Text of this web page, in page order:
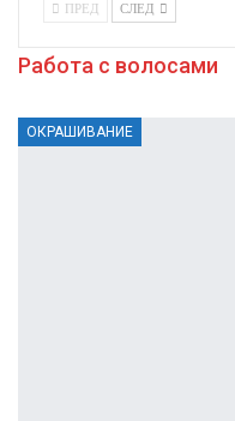
ПРЕД СЛЕД
Работа с волосами
ОКРАШИВАНИЕ